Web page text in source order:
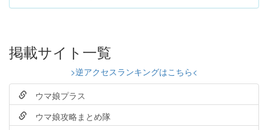
掲載サイト一覧
>逆アクセスランキングはこちら<
ウマ娘プラス
ウマ娘攻略まとめ隊